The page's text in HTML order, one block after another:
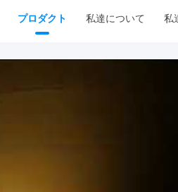
プロダクト 私達について 私